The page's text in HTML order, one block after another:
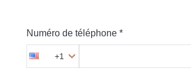
Numéro de téléphone *
+1